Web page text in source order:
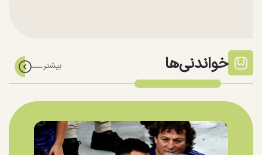
خواندنی‌ها